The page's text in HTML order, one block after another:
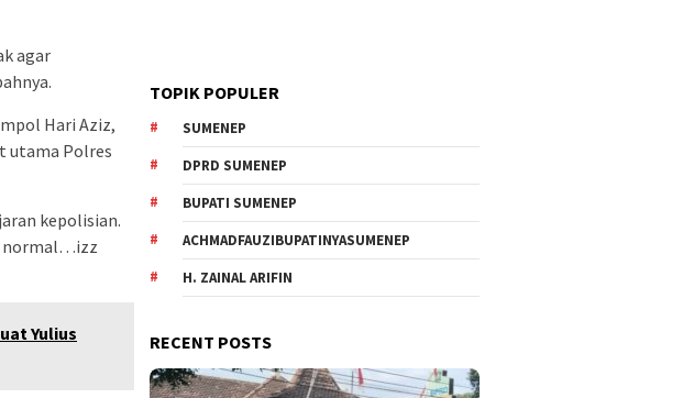
agar
Hari Aziz,
utama Polres
kepolisian.
normal…izz
Yulius
TOPIK POPULER
SUMENEP
DPRD SUMENEP
BUPATI SUMENEP
ACHMADFAUZIBUPATINYASUMENEP
H. ZAINAL ARIFIN
RECENT POSTS